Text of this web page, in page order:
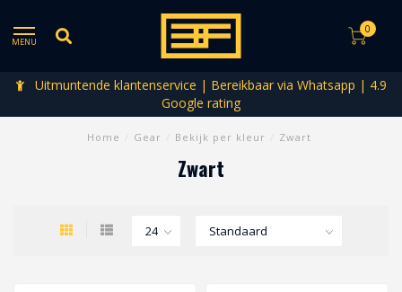
MENU
0
Uitmuntende klantenservice | Bereikbaar via Whatsapp | 4.9
Google rating
Home Gear Bekijk per kleur Zwart
Zwart